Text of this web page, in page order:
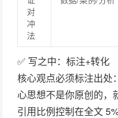
对
冲
法
✅ 写之中：标注+转化
核心观点必须标注出处
心思想不是你原创的，
引用比例控制在全文